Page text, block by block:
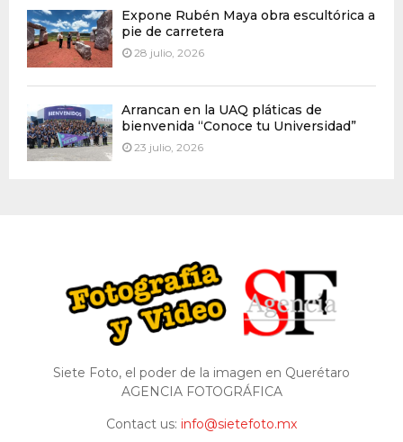
Expone Rubén Maya obra escultórica a
pie de carretera
28 julio, 2026
Arrancan en la UAQ pláticas de
bienvenida “Conoce tu Universidad”
23 julio, 2026
Siete Foto, el poder de la imagen en Querétaro
AGENCIA FOTOGRÁFICA
Contact us: info@sietefoto.mx